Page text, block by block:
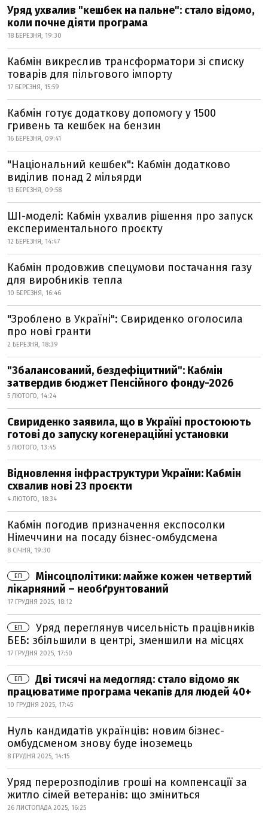
Уряд ухвалив "кешбек на пальне": стало відомо,
коли почне діяти програма
18 БЕРЕЗНЯ, 19:30
Кабмін викреслив трансформатори зі списку
товарів для пільгового імпорту
17 БЕРЕЗНЯ, 15:59
Кабмін готує додаткову допомогу у 1500
гривень та кешбек на бензин
16 БЕРЕЗНЯ, 09:41
"Національний кешбек": Кабмін додатково
виділив понад 2 мільярди
13 БЕРЕЗНЯ, 09:58
ШІ-моделі: Кабмін ухвалив рішення про запуск
експериментального проєкту
12 БЕРЕЗНЯ, 14:47
Кабмін продовжив спецумови постачання газу
для виробників тепла
10 БЕРЕЗНЯ, 16:46
"Зроблено в Україні": Свириденко оголосила
про нові гранти
2 БЕРЕЗНЯ, 18:39
"Збалансований, бездефіцитний": Кабмін
затвердив бюджет Пенсійного фонду-2026
5 ЛЮТОГО, 14:24
Свириденко заявила, що в Україні простоюють
готові до запуску когенераційні установки
5 ЛЮТОГО, 13:45
Відновлення інфраструктури України: Кабмін
схвалив нові 23 проєкти
4 ЛЮТОГО, 18:34
Кабмін погодив призначення експосолки
Німеччини на посаду бізнес-омбудсмена
8 СІЧНЯ, 19:30
ЕП
Мінсоцполітики: майже кожен четвертий
лікарняний – необґрунтований
17 ГРУДНЯ 2025, 18:12
ЕП
Уряд переглянув чисельність працівників
БЕБ: збільшили в центрі, зменшили на місцях
17 ГРУДНЯ 2025, 17:50
ЕП
Дві тисячі на медогляд: стало відомо як
працюватиме програма чекапів для людей 40+
10 ГРУДНЯ 2025, 17:45
Нуль кандидатів українців: новим бізнес-
омбудсменом знову буде іноземець
8 ГРУДНЯ 2025, 14:15
Уряд перерозподілив гроші на компенсації за
житло сімей ветеранів: що зміниться
26 ЛИСТОПАДА 2025, 16:25